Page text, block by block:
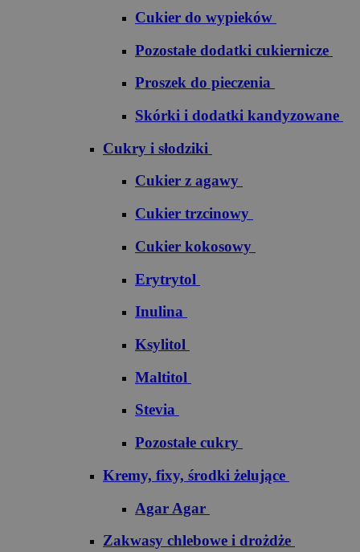
Cukier do wypieków
Pozostałe dodatki cukiernicze
Proszek do pieczenia
Skórki i dodatki kandyzowane
Cukry i słodziki
Cukier z agawy
Cukier trzcinowy
Cukier kokosowy
Erytrytol
Inulina
Ksylitol
Maltitol
Stevia
Pozostałe cukry
Kremy, fixy, środki żelujące
Agar Agar
Zakwasy chlebowe i drożdże